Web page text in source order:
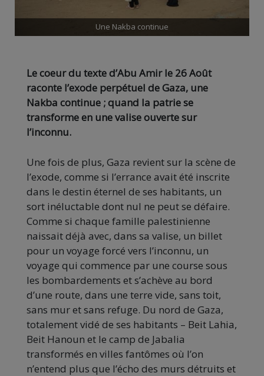
Une Nakba continue
Le coeur du texte d’Abu Amir le 26 Août
raconte l’exode perpétuel de Gaza, une
Nakba continue ; quand la patrie se
transforme en une valise ouverte sur
l’inconnu.
Une fois de plus, Gaza revient sur la scène de
l’exode, comme si l’errance avait été inscrite
dans le destin éternel de ses habitants, un
sort inéluctable dont nul ne peut se défaire.
Comme si chaque famille palestinienne
naissait déjà avec, dans sa valise, un billet
pour un voyage forcé vers l’inconnu, un
voyage qui commence par une course sous
les bombardements et s’achève au bord
d’une route, dans une terre vide, sans toit,
sans mur et sans refuge. Du nord de Gaza,
totalement vidé de ses habitants – Beit Lahia,
Beit Hanoun et le camp de Jabalia
transformés en villes fantômes où l’on
n’entend plus que l’écho des murs détruits et